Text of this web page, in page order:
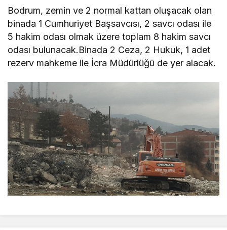
Bodrum, zemin ve 2 normal kattan oluşacak olan
binada 1 Cumhuriyet Başsavcısı, 2 savcı odası ile
5 hakim odası olmak üzere toplam 8 hakim savcı
odası bulunacak.Binada 2 Ceza, 2 Hukuk, 1 adet
rezerv mahkeme ile İcra Müdürlüğü de yer alacak.